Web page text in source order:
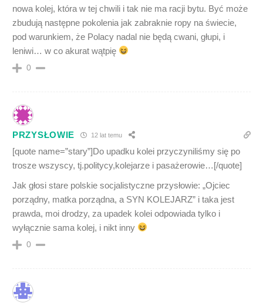
nowa kolej, która w tej chwili i tak nie ma racji bytu. Być może
zbudują następne pokolenia jak zabraknie ropy na świecie,
pod warunkiem, że Polacy nadal nie będą cwani, głupi, i
leniwi… w co akurat wątpię
0
PRZYSŁOWIE 12 lat temu
[quote name=”stary”]Do upadku kolei przyczyniliśmy się po
trosze wszyscy, tj.politycy,kolejarze i pasażerowie…[/quote]
Jak głosi stare polskie socjalistyczne przysłowie: „Ojciec
porządny, matka porządna, a SYN KOLEJARZ” i taka jest
prawda, moi drodzy, za upadek kolei odpowiada tylko i
wyłącznie sama kolej, i nikt inny
0